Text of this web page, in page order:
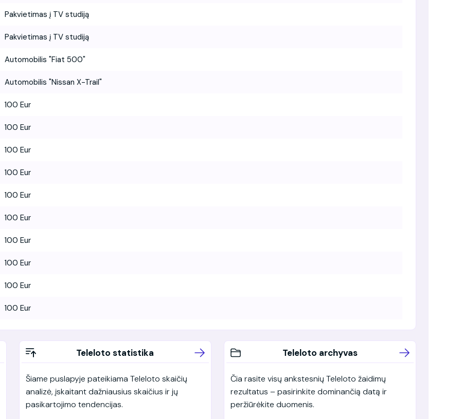
Pakvietimas į TV studiją
Pakvietimas į TV studiją
Automobilis "Fiat 500"
Automobilis "Nissan X-Trail"
100 Eur
100 Eur
100 Eur
100 Eur
100 Eur
100 Eur
100 Eur
100 Eur
100 Eur
100 Eur
Teleloto statistika
Šiame puslapyje pateikiama Teleloto skaičių
analizė, įskaitant dažniausius skaičius ir jų
pasikartojimo tendencijas.
Teleloto archyvas
Čia rasite visų ankstesnių Teleloto žaidimų
rezultatus – pasirinkite dominančią datą ir
peržiūrėkite duomenis.